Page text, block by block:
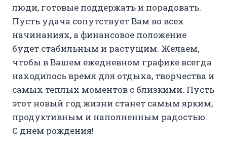
люди, готовые поддержать и порадовать.
Пусть удача сопутствует Вам во всех
начинаниях, а финансовое положение
будет стабильным и растущим. Желаем,
чтобы в Вашем ежедневном графике всегда
находилось время для отдыха, творчества и
самых теплых моментов с близкими. Пусть
этот новый год жизни станет самым ярким,
продуктивным и наполненным радостью.
С днем рождения!